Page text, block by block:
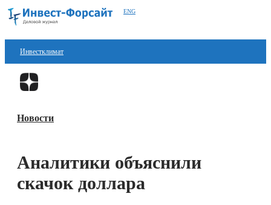
ENG
Инвестклимат
Финансы
Блокчейн
Новости
Аналитики объяснили
скачок доллара